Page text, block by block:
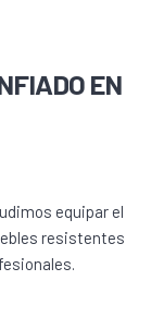
EN
equipar el
resistentes